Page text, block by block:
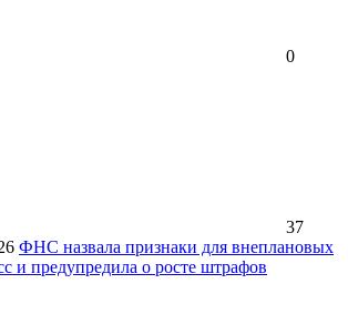
0
37
ФНС назвала признаки для внеплановых
и предупредила о росте штрафов